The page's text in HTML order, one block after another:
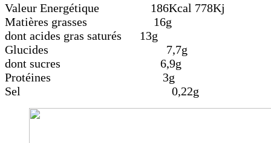
Valeur Energétique 186Kcal 778Kj
Matières grasses 16g
dont acides gras saturés 13g
Glucides 7,7g
dont sucres 6,9g
Protéines 3g
Sel 0,22g